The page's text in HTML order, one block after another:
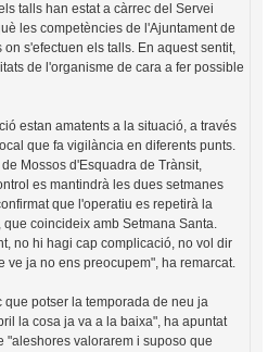
talls han estat a càrrec del Servei
les competències de l'Ajuntament de
s'efectuen els talls. En aquest sentit,
de l'organisme de cara a fer possible
estan amatents a la situació, a través
que fa vigilància en diferents punts.
Mossos d'Esquadra de Trànsit,
es mantindrà les dues setmanes
que l'operatiu es repetirà la
coincideix amb Setmana Santa.
no hi hagi cap complicació, no vol dir
ve ja no ens preocupem", ha remarcat.
que potser la temporada de neu ja
la cosa ja va a la baixa", ha apuntat
"aleshores valorarem i suposo que